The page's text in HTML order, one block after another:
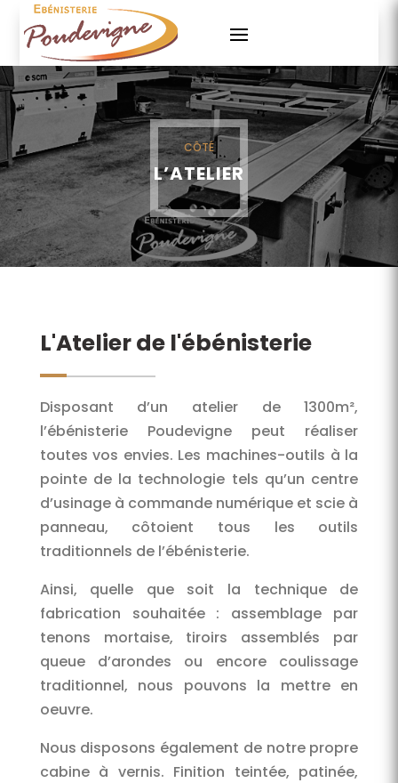
CÔTÉ
L’ATELIER
L'Atelier de l'ébénisterie
Disposant d’un atelier de 1300m²,
l’ébénisterie Poudevigne peut réaliser
toutes vos envies. Les machines-outils à la
pointe de la technologie tels qu’un centre
d’usinage à commande numérique et scie à
panneau, côtoient tous les outils
traditionnels de l’ébénisterie.
Ainsi, quelle que soit la technique de
fabrication souhaitée : assemblage par
tenons mortaise, tiroirs assemblés par
queue d’arondes ou encore coulissage
traditionnel, nous pouvons la mettre en
oeuvre.
Nous disposons également de notre propre
cabine à vernis. Finition teintée, patinée,